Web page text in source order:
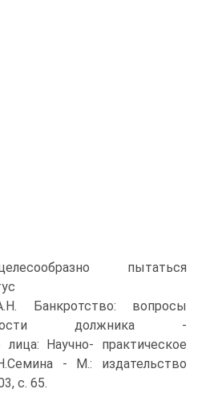
пытаться
Банкротство: вопросы
должника -
лица: Научно- практическое
- M.: издательство
с. 65.